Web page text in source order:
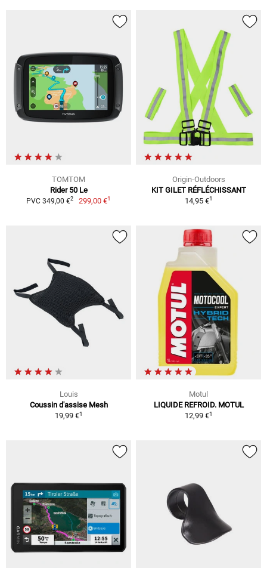
TOMTOM
Rider 50 Le
PVC 349,00 €2 299,00 €1
Origin-Outdoors
KIT GILET RÉFLÉCHISSANT
14,95 €1
Louis
Coussin d'assise Mesh
19,99 €1
Motul
LIQUIDE REFROID. MOTUL
12,99 €1